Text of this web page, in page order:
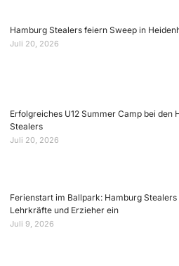
Hamburg Stealers feiern Sweep in
Juli 20, 2026
Erfolgreiches U12 Summer Camp bei den
Stealers
Juli 20, 2026
Ferienstart im Ballpark: Hamburg Stealers
Lehrkräfte und Erzieher ein
Juli 9, 2026